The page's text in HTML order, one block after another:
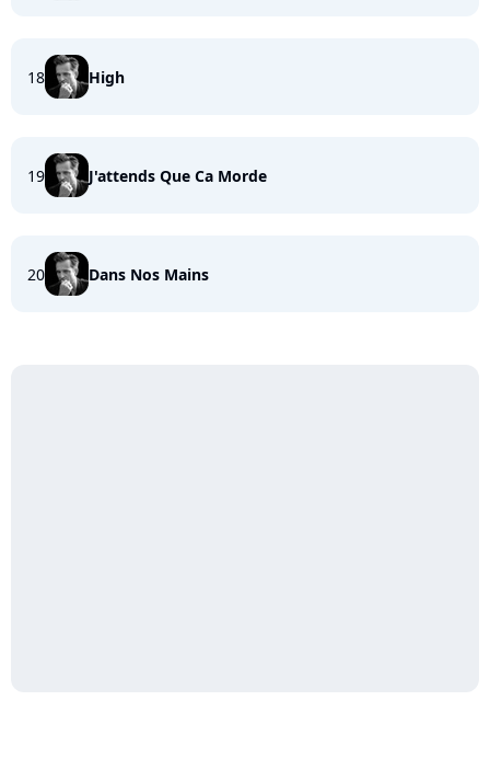
18 High
19 J'attends Que Ca Morde
20 Dans Nos Mains